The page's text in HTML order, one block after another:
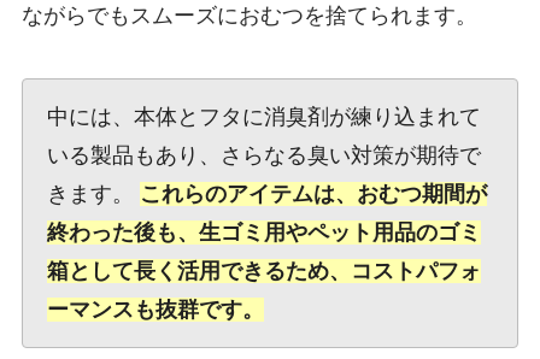
ながらでもスムーズにおむつを捨てられます。
中には、本体とフタに消臭剤が練り込まれて
いる製品もあり、さらなる臭い対策が期待で
きます。
これらのアイテムは、おむつ期間が
終わった後も、生ゴミ用やペット用品のゴミ
箱として長く活用できるため、コストパフォ
ーマンスも抜群です。